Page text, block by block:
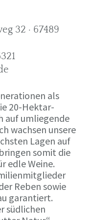
32 · 67489
als
20-Hektar-
auf umliegende
wachsen unsere
Lagen auf
somit die
edle Weine.
Reben sowie
garantiert.
südlichen